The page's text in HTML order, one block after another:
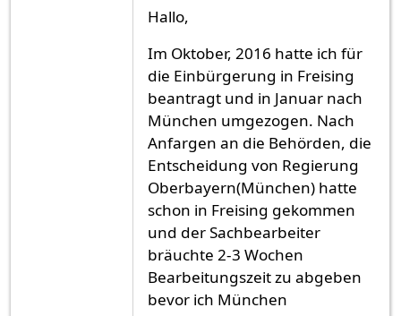
Hallo,
Im Oktober, 2016 hatte ich für
die Einbürgerung in Freising
beantragt und in Januar nach
München umgezogen. Nach
Anfargen an die Behörden, die
Entscheidung von Regierung
Oberbayern(München) hatte
schon in Freising gekommen
und der Sachbearbeiter
bräuchte 2-3 Wochen
Bearbeitungszeit zu abgeben
bevor ich München